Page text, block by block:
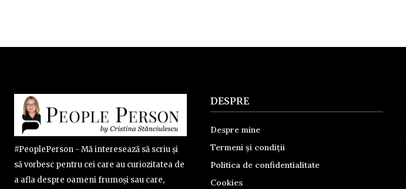
#PeoplePerson - Mă interesează să scriu și
să vorbesc pentru cei care au curiozitatea de
a afla despre oameni frumoși sau care,
DESPRE
Despre mine
Termeni și condiții
Politica de confidentialitate
Cookies